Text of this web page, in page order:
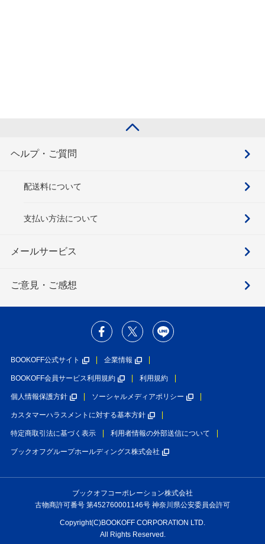
ヘルプ・ご質問
配送料について
支払い方法について
メールサービス
ご意見・ご感想
BOOKOFF公式サイト 企業情報
BOOKOFF会員サービス利用規約 利用規約
個人情報保護方針 ソーシャルメディアポリシー
カスタマーハラスメントに対する基本方針
特定商取引法に基づく表示 利用者情報の外部送信について
ブックオフグループホールディングス株式会社
ブックオフコーポレーション株式会社
古物商許可番号 第452760001146号 神奈川県公安委員会許可
Copyright(C)BOOKOFF CORPORATION LTD.
All Rights Reserved.